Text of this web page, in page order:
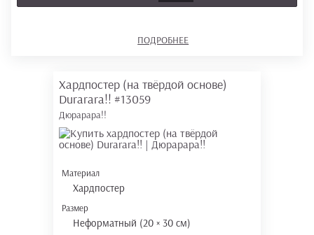
ПОДРОБНЕЕ
Хардпостер (на твёрдой основе)
Durarara!! #13059
Дюрарара!!
Материал
Хардпостер
Размер
Неформатный (20 × 30 см)